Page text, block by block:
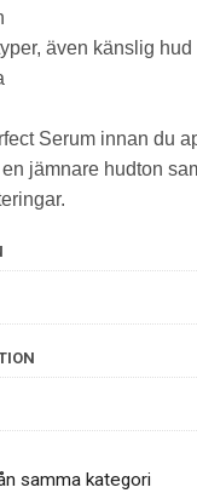
även känslig hud
Serum innan du
jämnare hudton
samma kategori